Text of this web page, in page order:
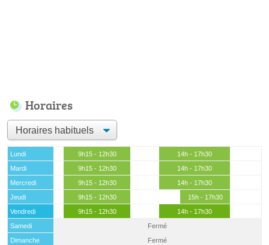
Horaires
Lundi 9h15 - 12h30
14h - 17h30
Mardi
9h15 - 12h30
14h - 17h30
Mercredi
9h15 - 12h30
14h - 17h30
Jeudi
9h15 - 12h30
15h - 17h30
Vendredi
9h15 - 12h30
14h - 17h30
Samedi
Fermé
Dimanche
Fermé